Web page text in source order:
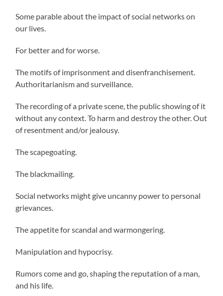
Some parable about the impact of social networks on
our lives.
For better and for worse.
The motifs of imprisonment and disenfranchisement.
Authoritarianism and surveillance.
The recording of a private scene, the public showing of it
without any context. To harm and destroy the other. Out
of resentment and/or jealousy.
The scapegoating.
The blackmailing.
Social networks might give uncanny power to personal
grievances.
The appetite for scandal and warmongering.
Manipulation and hypocrisy.
Rumors come and go, shaping the reputation of a man,
and his life.